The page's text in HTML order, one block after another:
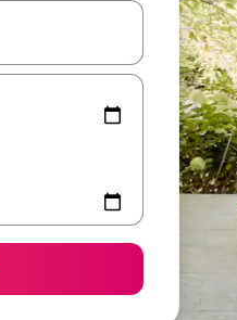
ćete ih pregledati koristeći